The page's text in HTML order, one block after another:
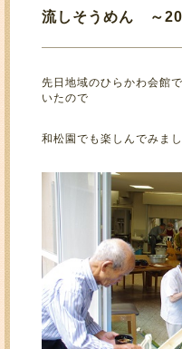
流しそうめん ～
先日地域のひらかわ会館
いたので
和松園でも楽しんでみま